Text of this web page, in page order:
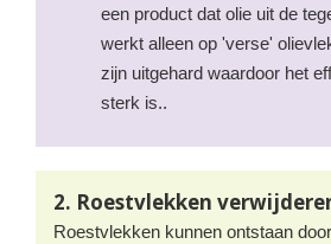
een product dat olie uit de
werkt alleen op 'verse'
zijn uitgehard waardoor het
sterk is..
2. Roestvlekken
Roestvlekken kunnen ontstaan